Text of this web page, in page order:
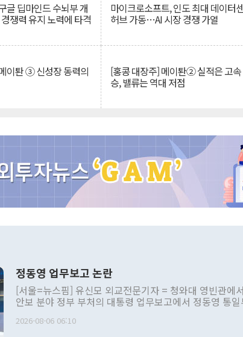
글 딥마인드 수뇌부 개
쟁력 유지 노력에 타격
마이크로소프트, 인도 최대 데이터
허브 가동…AI 시장 경쟁 가열
이퇀 ③ 신성장 동력의 [홍콩 대장주] 메이퇀② 실적은 고
승, 밸류는 역대 저점
정동영 업무보고 논란
[서울=뉴스핌] 유신모 외교전문기자 = 청와대 영빈관에
안보 분야 정부 부처의 대통령 업무보고에서 정동영 통
발언 중에는 정부 내 조율을 거치지 않은 사안을 정책으로
2026-08-06 06:10